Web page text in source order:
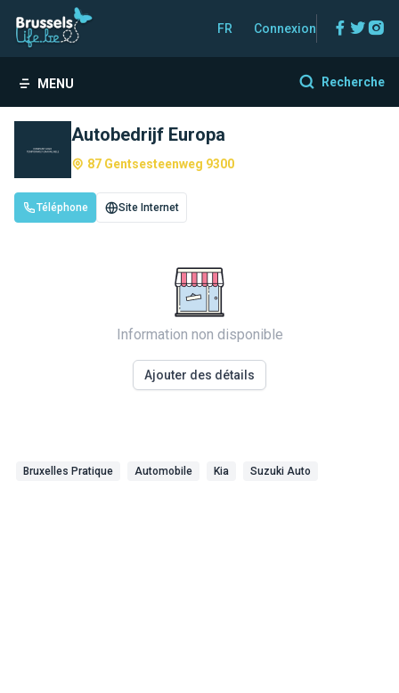
FR Connexion
MENU Recherche
Autobedrijf Europa
87 Gentsesteenweg 9300
Téléphone Site Internet
Information non disponible
Ajouter des détails
Bruxelles Pratique Automobile Kia Suzuki Auto